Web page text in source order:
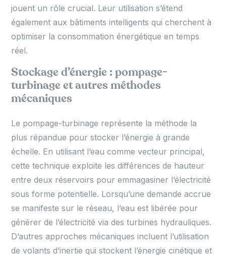
jouent un rôle crucial. Leur utilisation s’étend
également aux bâtiments intelligents qui cherchent à
optimiser la consommation énergétique en temps
réel.
Stockage d’énergie : pompage-
turbinage et autres méthodes
mécaniques
Le pompage-turbinage représente la méthode la
plus répandue pour stocker l’énergie à grande
échelle. En utilisant l’eau comme vecteur principal,
cette technique exploite les différences de hauteur
entre deux réservoirs pour emmagasiner l’électricité
sous forme potentielle. Lorsqu’une demande accrue
se manifeste sur le réseau, l’eau est libérée pour
générer de l’électricité via des turbines hydrauliques.
D’autres approches mécaniques incluent l’utilisation
de volants d’inertie qui stockent l’énergie cinétique et